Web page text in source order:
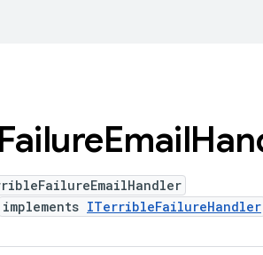
FailureEmail
implements ITerribleFailureHandler